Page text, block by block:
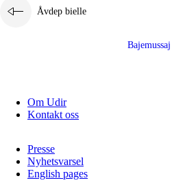
Åvdep bielle
Bajemussaj
Om Udir
Kontakt oss
Presse
Nyhetsvarsel
English pages